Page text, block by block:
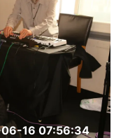
16 07:56:34